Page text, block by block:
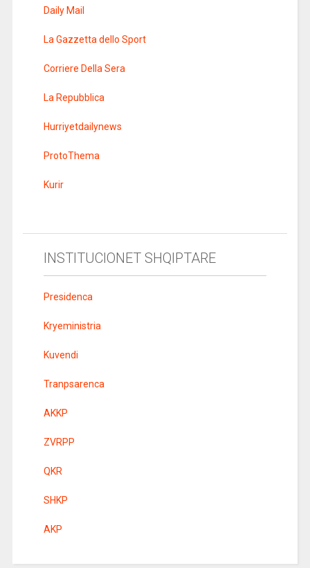
Daily Mail
La Gazzetta dello Sport
Corriere Della Sera
La Repubblica
Hurriyetdailynews
ProtoThema
Kurir
INSTITUCIONET SHQIPTARE
Presidenca
Kryeministria
Kuvendi
Tranpsarenca
AKKP
ZVRPP
QKR
SHKP
AKP